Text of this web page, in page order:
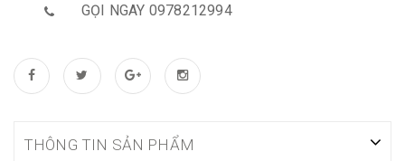
GỌI NGAY 0978212994
THÔNG TIN SẢN PHẨM